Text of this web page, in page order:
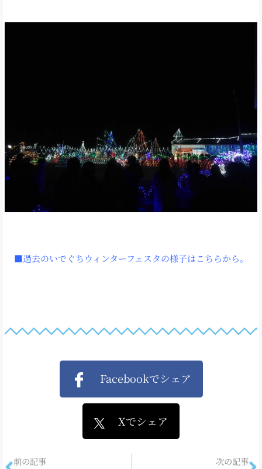
■過去のいでぐちウィンターフェスタの様子はこちらから。
Facebookでシェア
Xでシェア
前の記事 次の記事